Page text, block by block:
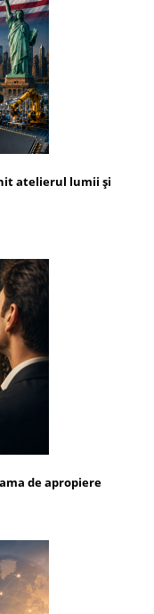
atelierul lumii și
de apropiere